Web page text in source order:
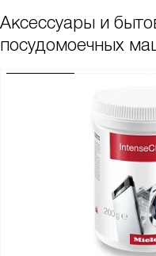
Аксессуары и
посудомоечных